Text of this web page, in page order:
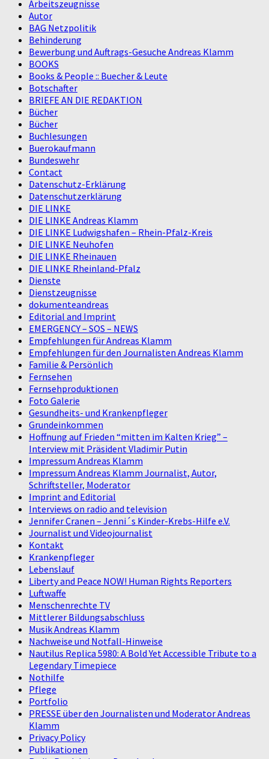
Arbeitszeugnisse
Autor
BAG Netzpolitik
Behinderung
Bewerbung und Auftrags-Gesuche Andreas Klamm
BOOKS
Books & People :: Buecher & Leute
Botschafter
BRIEFE AN DIE REDAKTION
Bücher
Bücher
Buchlesungen
Buerokaufmann
Bundeswehr
Contact
Datenschutz-Erklärung
Datenschutzerklärung
DIE LINKE
DIE LINKE Andreas Klamm
DIE LINKE Ludwigshafen – Rhein-Pfalz-Kreis
DIE LINKE Neuhofen
DIE LINKE Rheinauen
DIE LINKE Rheinland-Pfalz
Dienste
Dienstzeugnisse
dokumenteandreas
Editorial and Imprint
EMERGENCY – SOS – NEWS
Empfehlungen für Andreas Klamm
Empfehlungen für den Journalisten Andreas Klamm
Familie & Persönlich
Fernsehen
Fernsehproduktionen
Foto Galerie
Gesundheits- und Krankenpfleger
Grundeinkommen
Hoffnung auf Frieden “mitten im Kalten Krieg” –
Interview mit Präsident Vladimir Putin
Impressum Andreas Klamm
Impressum Andreas Klamm Journalist, Autor,
Schriftsteller, Moderator
Imprint and Editorial
Interviews on radio and television
Jennifer Cranen – Jenni´s Kinder-Krebs-Hilfe e.V.
Journalist und Videojournalist
Kontakt
Krankenpfleger
Lebenslauf
Liberty and Peace NOW! Human Rights Reporters
Luftwaffe
Menschenrechte TV
Mittlerer Bildungsabschluss
Musik Andreas Klamm
Nachweise und Notfall-Hinweise
Nautilus Replica 5980: A Bold Yet Accessible Tribute to a
Legendary Timepiece
Nothilfe
Pflege
Portfolio
PRESSE über den Journalisten und Moderator Andreas
Klamm
Privacy Policy
Publikationen